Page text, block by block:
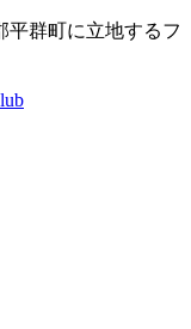
平群町に立地するフ